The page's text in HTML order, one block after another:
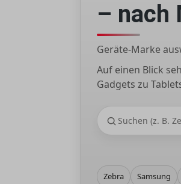
– nach
Geräte-Marke
Auf einen Blick
Gadgets zu
Zebra Samsung